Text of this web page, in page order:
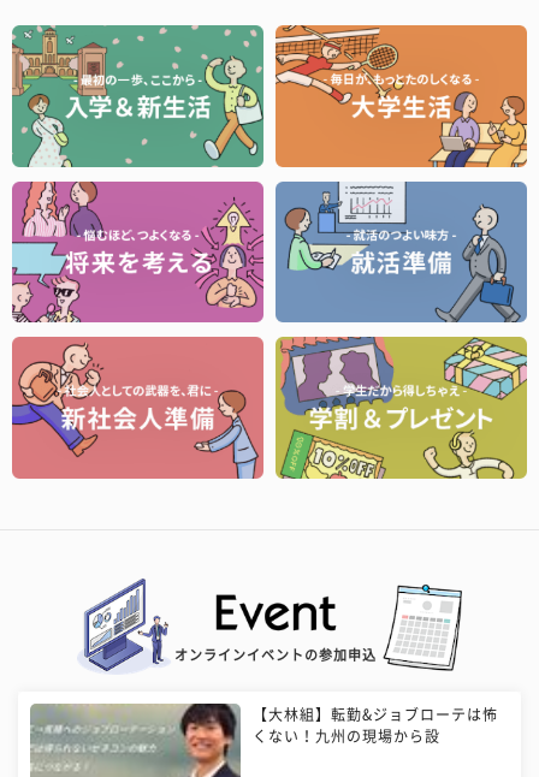
オンラインイベントの参加申込
【大林組】転勤&ジョブローテは怖
くない！九州の現場から設